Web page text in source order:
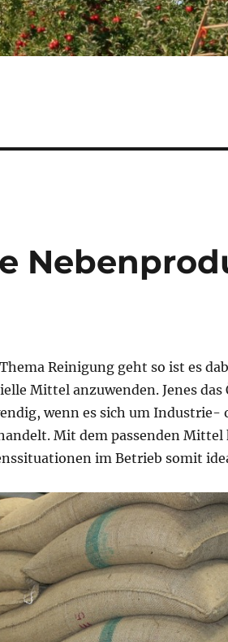
Reinigung geht so ist es
Mittel anzuwenden. Jenes
wenn es sich um Industrie-
Mit dem passenden
im Betrieb somit